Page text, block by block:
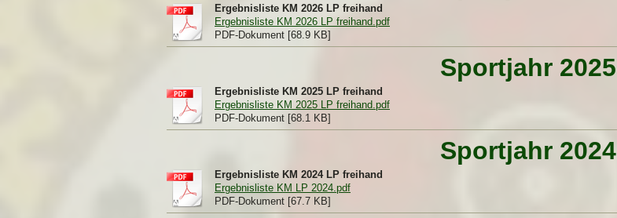
Ergebnisliste KM 2026 LP freihand
Ergebnisliste KM 2026 LP freihand.pdf
PDF-Dokument [68.9 KB]
Sportjahr 2025
Ergebnisliste KM 2025 LP freihand
Ergebnisliste KM 2025 LP freihand.pdf
PDF-Dokument [68.1 KB]
Sportjahr 2024
Ergebnisliste KM 2024 LP freihand
Ergebnisliste KM LP 2024.pdf
PDF-Dokument [67.7 KB]